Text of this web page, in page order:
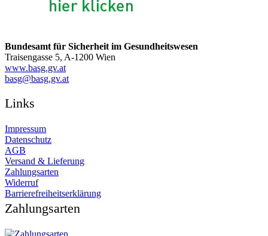
Bundesamt für Sicherheit im Gesundheitswesen
Traisengasse 5, A-1200 Wien
www.basg.gv.at
ta.vg.gsab@gsab
Links
Impressum
Datenschutz
AGB
Versand & Lieferung
Zahlungsarten
Widerruf
Barrierefreiheitserklärung
Zahlungsarten